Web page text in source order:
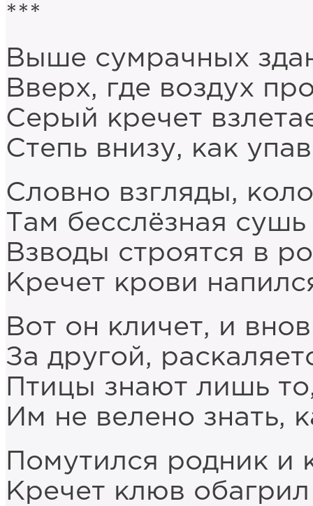
***
Выше сумрачных
Вверх, где воздух
Серый кречет
Степь внизу, как
Словно взгляды,
Там бесслёзная
Взводы строятся в
Кречет крови
Вот он кличет, и
За другой,
Птицы знают лишь
Им не велено знать,
Помутился родник и
Кречет клюв